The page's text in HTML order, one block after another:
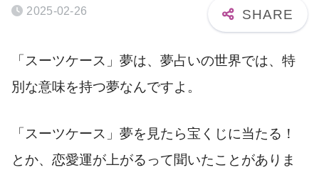
2025-02-26
「スーツケース」夢は、夢占いの世界では、特
別な意味を持つ夢なんですよ。
「スーツケース」夢を見たら宝くじに当たる！
とか、恋愛運が上がるって聞いたことがありま